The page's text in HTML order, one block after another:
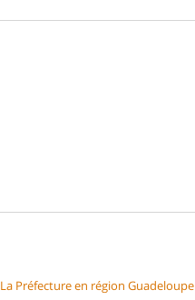
La Préfecture en région Guadeloupe